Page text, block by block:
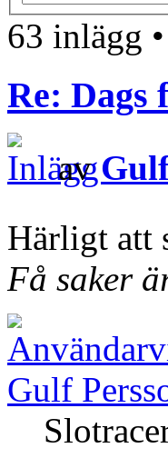
63 inlägg •
Re: Dags
av
Härligt att
Få saker
Gulf